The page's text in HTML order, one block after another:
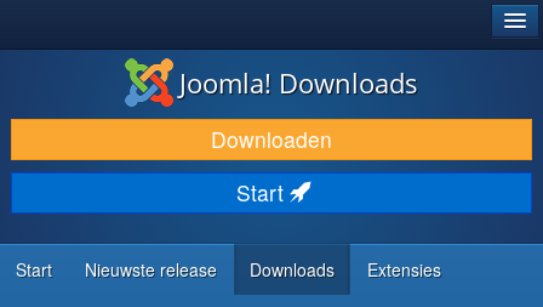
DOWNLOAD & BREID UIT
ONTDEK & LEER
COMMUNITY & ONDERSTEUNING
ONTWIKKELAARSBRONNEN
Joomla! Downloads
Downloaden
Start
Start Nieuwste release Downloads Extensies